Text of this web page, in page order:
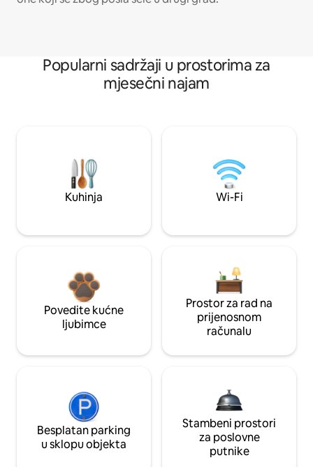
Popularni sadržaji u prostorima za
mjesečni najam
Kuhinja Wi-Fi
Povedite kućne
ljubimce
Prostor za rad na
prijenosnom
računalu
Besplatan parking
u sklopu objekta
Stambeni prostori
za poslovne
putnike